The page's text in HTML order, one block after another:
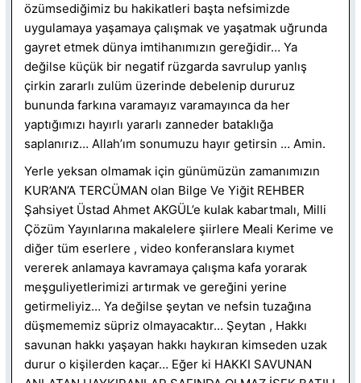
özümsediğimiz bu hakikatleri başta nefsimizde
uygulamaya yaşamaya çalışmak ve yaşatmak uğrunda
gayret etmek dünya imtihanımızın gereğidir… Ya
değilse küçük bir negatif rüzgarda savrulup yanlış
çirkin zararlı zulüm üzerinde debelenip dururuz
bununda farkına varamayız varamayınca da her
yaptığımızı hayırlı yararlı zanneder bataklığa
saplanırız… Allah’ım sonumuzu hayır getirsin … Amin.
Yerle yeksan olmamak için günümüzün zamanımızın
KUR’AN’A TERCÜMAN olan Bilge Ve Yiğit REHBER
Şahsiyet Üstad Ahmet AKGÜL’e kulak kabartmalı, Milli
Çözüm Yayınlarına makalelere şiirlere Meali Kerime ve
diğer tüm eserlere , video konferanslara kıymet
vererek anlamaya kavramaya çalışma kafa yorarak
meşguliyetlerimizi artırmak ve gereğini yerine
getirmeliyiz… Ya değilse şeytan ve nefsin tuzağına
düşmememiz süpriz olmayacaktır… Şeytan , Hakkı
savunan hakkı yaşayan hakkı haykıran kimseden uzak
durur o kişilerden kaçar… Eğer ki HAKKI SAVUNAN